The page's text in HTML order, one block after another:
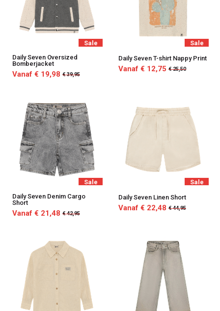
Sale
Daily Seven Oversized
Bomberjacket
Vanaf € 19,98 € 39,95
Sale
Daily Seven T-shirt Nappy Print
Vanaf € 12,75 € 25,50
Sale
Daily Seven Denim Cargo
Short
Vanaf € 21,48 € 42,95
Sale
Daily Seven Linen Short
Vanaf € 22,48 € 44,95